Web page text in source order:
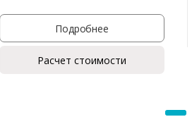
Комментарий к заказу
Подробнее
Расчет стоимости